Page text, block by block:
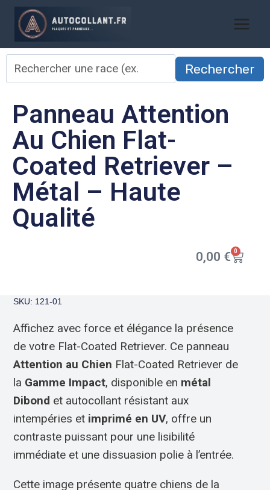
Rechercher
Panneau Attention
Au Chien Flat-
Coated Retriever –
Métal – Haute
Qualité
0,00 € 0
SKU: 121-01
Affichez avec force et élégance la présence
de votre Flat-Coated Retriever. Ce panneau
Attention au Chien Flat-Coated Retriever de
la Gamme Impact, disponible en métal
Dibond et autocollant résistant aux
intempéries et imprimé en UV, offre un
contraste puissant pour une lisibilité
immédiate et une dissuasion polie à l’entrée.
Cette image présente quatre chiens de la